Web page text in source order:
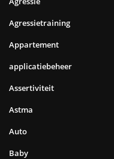
Agressietraining
Appartement
applicatiebeheer
Assertiviteit
Astma
Auto
Baby